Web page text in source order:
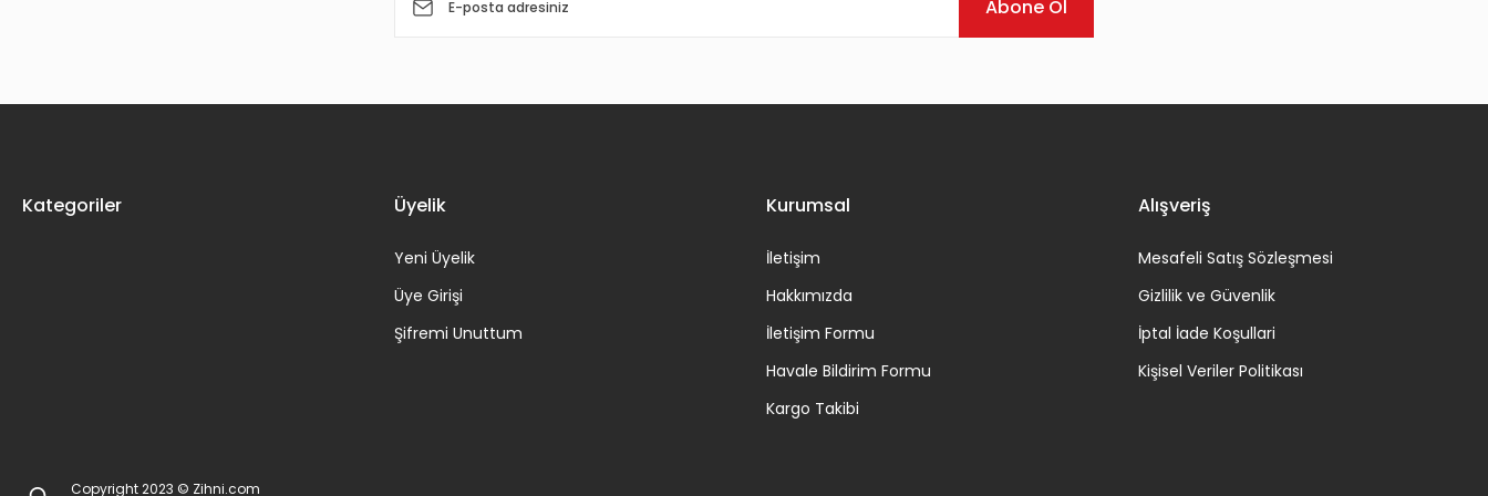
Abone Ol
Kategoriler Üyelik
Yeni Üyelik
Üye Girişi
Şifremi Unuttum
Kurumsal
İletişim
Hakkımızda
İletişim Formu
Havale Bildirim Formu
Kargo Takibi
Alışveriş
Mesafeli Satış Sözleşmesi
Gizlilik ve Güvenlik
İptal İade Koşullari
Kişisel Veriler Politikası
Copyright 2023 © Zihni.com